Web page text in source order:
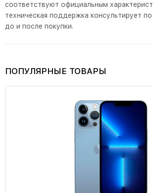
соответствуют официальным
техническая поддержка консультирует
до и после покупки.
ПОПУЛЯРНЫЕ ТОВАРЫ